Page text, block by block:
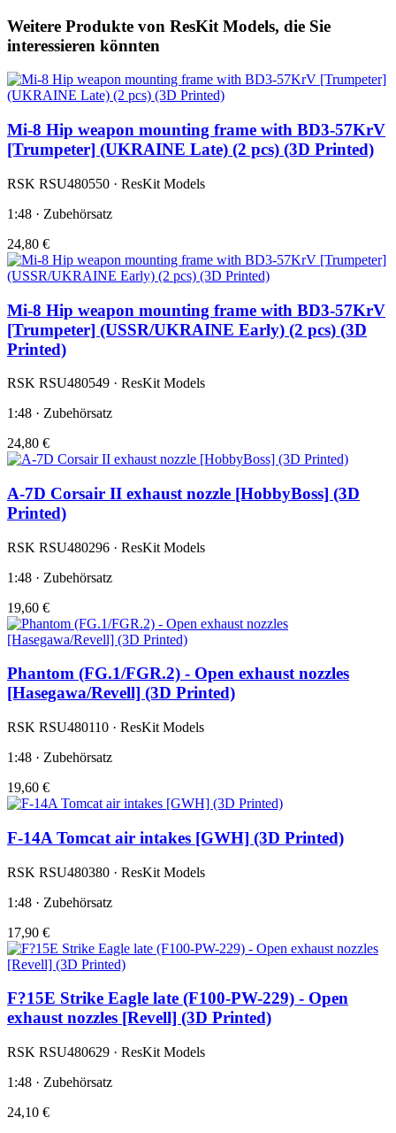
Weitere Produkte von ResKit Models, die Sie
interessieren könnten
Mi-8 Hip weapon mounting frame with BD3-57KrV
[Trumpeter] (UKRAINE Late) (2 pcs) (3D Printed)
RSK RSU480550 · ResKit Models
1:48 · Zubehörsatz
24,80 €
Mi-8 Hip weapon mounting frame with BD3-57KrV
[Trumpeter] (USSR/UKRAINE Early) (2 pcs) (3D
Printed)
RSK RSU480549 · ResKit Models
1:48 · Zubehörsatz
24,80 €
A-7D Corsair II exhaust nozzle [HobbyBoss] (3D
Printed)
RSK RSU480296 · ResKit Models
1:48 · Zubehörsatz
19,60 €
Phantom (FG.1/FGR.2) - Open exhaust nozzles
[Hasegawa/Revell] (3D Printed)
RSK RSU480110 · ResKit Models
1:48 · Zubehörsatz
19,60 €
F-14A Tomcat air intakes [GWH] (3D Printed)
RSK RSU480380 · ResKit Models
1:48 · Zubehörsatz
17,90 €
F?15E Strike Eagle late (F100-PW-229) - Open
exhaust nozzles [Revell] (3D Printed)
RSK RSU480629 · ResKit Models
1:48 · Zubehörsatz
24,10 €